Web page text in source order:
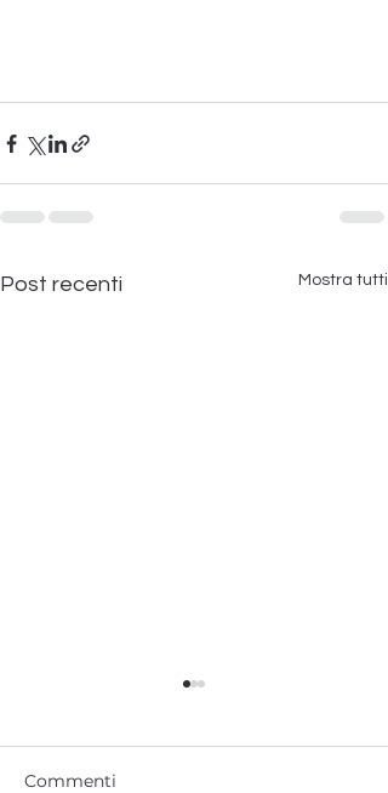
Post recenti Mostra tutti
Commenti